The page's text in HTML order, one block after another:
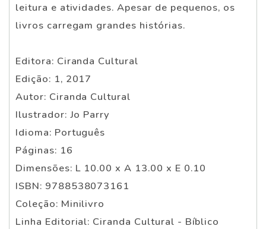
leitura e atividades. Apesar de pequenos, os
livros carregam grandes histórias.
Editora: Ciranda Cultural
Edição: 1, 2017
Autor: Ciranda Cultural
Ilustrador: Jo Parry
Idioma: Português
Páginas: 16
Dimensões: L 10.00 x A 13.00 x E 0.10
ISBN: 9788538073161
Coleção: Minilivro
Linha Editorial: Ciranda Cultural - Bíblico